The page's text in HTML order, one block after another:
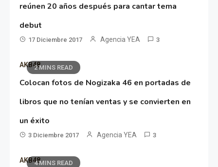
reúnen 20 años después para cantar tema
debut
17 Diciembre 2017 Agencia YEA 3
2 MINS READ
AKB48
Colocan fotos de Nogizaka 46 en portadas de
libros que no tenían ventas y se convierten en
un éxito
3 Diciembre 2017 Agencia YEA 3
4 MINS READ
AKB48